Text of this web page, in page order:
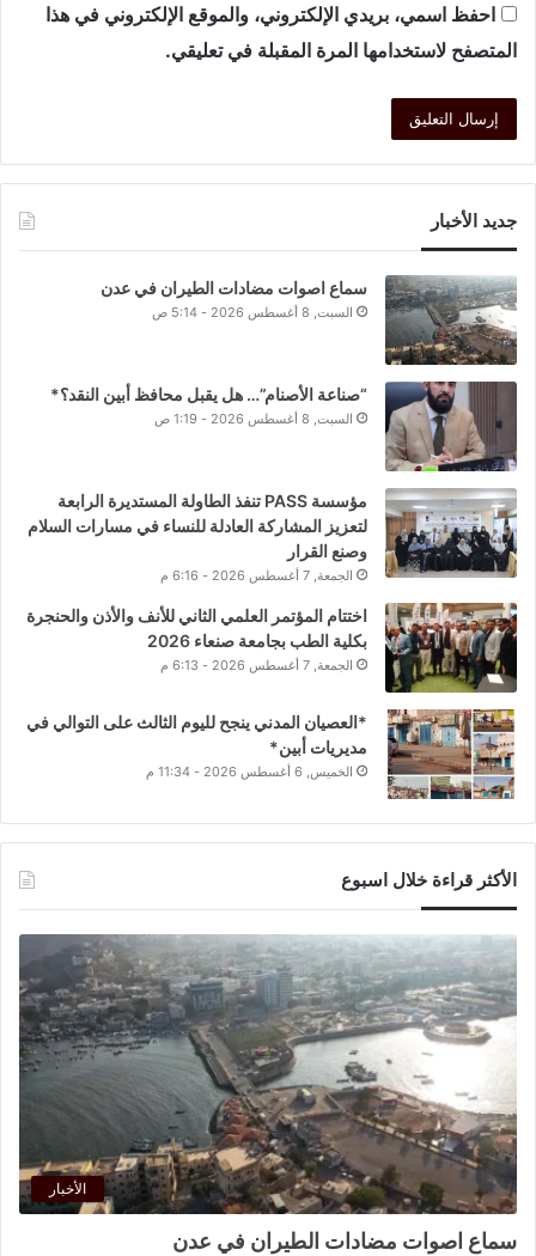
احفظ اسمي، بريدي الإلكتروني، والموقع الإلكتروني في هذا
المتصفح لاستخدامها المرة المقبلة في تعليقي.
جديد الأخبار
سماع اصوات مضادات الطيران في عدن
السبت, 8 أغسطس 2026 - 5:14 ص
“صناعة الأصنام”… هل يقبل محافظ أبين النقد؟*
السبت, 8 أغسطس 2026 - 1:19 ص
مؤسسة PASS تنفذ الطاولة المستديرة الرابعة
لتعزيز المشاركة العادلة للنساء في مسارات السلام
وصنع القرار
الجمعة, 7 أغسطس 2026 - 6:16 م
اختتام المؤتمر العلمي الثاني للأنف والأذن والحنجرة
بكلية الطب بجامعة صنعاء 2026
الجمعة, 7 أغسطس 2026 - 6:13 م
*العصيان المدني ينجح لليوم الثالث على التوالي في
مديريات أبين*
الخميس, 6 أغسطس 2026 - 11:34 م
الأكثر قراءة خلال اسبوع
الأخبار
سماع اصوات مضادات الطيران في عدن